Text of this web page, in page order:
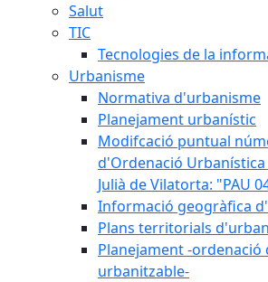
Salut
TIC
Tecnologies de la
Urbanisme
Normativa d'urbanisme
Planejament urbanístic
Modifcació puntual
d'Ordenació
Julià de Vilatorta: "PAU
Informació geogràfica
Plans territorials
Planejament -ordenació
urbanitzable-